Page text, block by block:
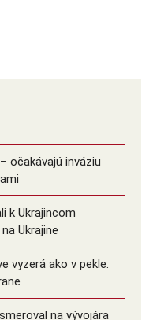
očakávajú inváziu
k Ukrajincom
Ukrajine
vyzerá ako v pekle.
na vývojára